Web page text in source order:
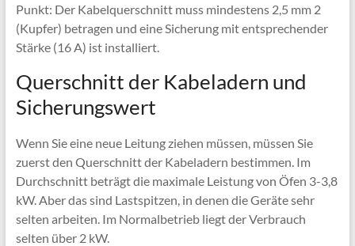
Punkt: Der Kabelquerschnitt muss mindestens 2,5 mm 2
(Kupfer) betragen und eine Sicherung mit entsprechender
Stärke (16 A) ist installiert.
Querschnitt der Kabeladern und
Sicherungswert
Wenn Sie eine neue Leitung ziehen müssen, müssen Sie
zuerst den Querschnitt der Kabeladern bestimmen. Im
Durchschnitt beträgt die maximale Leistung von Öfen 3-3,8
kW. Aber das sind Lastspitzen, in denen die Geräte sehr
selten arbeiten. Im Normalbetrieb liegt der Verbrauch
selten über 2 kW.